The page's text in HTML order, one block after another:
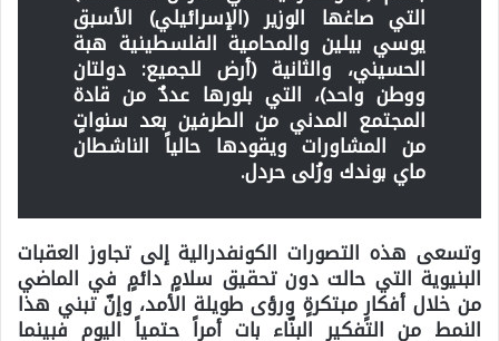
التي صاغها الوزير (الإسرائيلي) الأسبق
يوسي بيلين والمحامية الفلسطينية هبة
الحسيني، والثانية (أرض للجميع: دولتان
ووطن واحد)، التي بلورها عددٌ من قادة
المجتمع المدني من الطرفين بعد سنواتٍ
من المشاورات ويقودها حالياً الناشطان
ماي بوندك ورُلى حردل.
وتسعى هذه التصورات الكونفدرالية إلى تجاوز العقبات
البنيوية التي حالت دون تحقيق سلامٍ دائمٍ في الماضي
من خلال أفكارٍ مبتكرةٍ ورؤى طويلة الأمد، وإنّ تبني هذا
النمط من التفكير البنّاء بات أمراً حتمياً اليوم فبينما